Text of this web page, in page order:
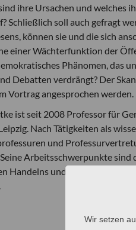
ihre Ursachen und welches
Schließlich soll auch gefragt
können sie und die sich
einer Wächterfunktion der
Phänomen, das
Debatten verdrängt? Der
Vortrag angesprochen werden.
ist seit 2008 Professor für
Nach Tätigkeiten als
und
Arbeitsschwerpunkte
Handelns und des
Wir setzen